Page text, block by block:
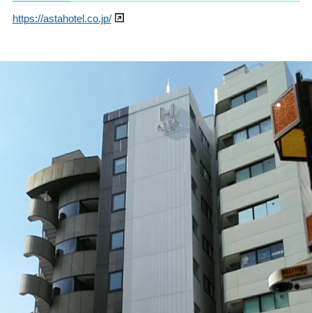
https://astahotel.co.jp/